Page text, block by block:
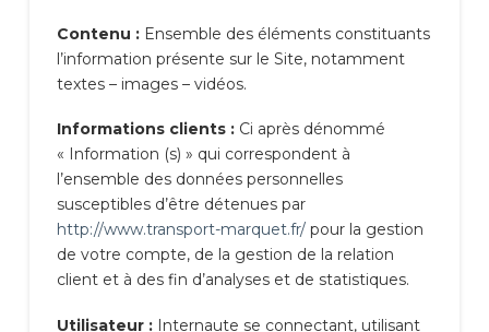
Contenu :Ensemble des éléments constituants
l’information présente sur le Site, notamment
textes – images – vidéos.
Informations clients :Ci après dénommé
« Information (s) » qui correspondent à
l’ensemble des données personnelles
susceptibles d’être détenues par
http://www.transport-marquet.fr/pour la gestion
de votre compte, de la gestion de la relation
client et à des fin d’analyses et de statistiques.
Utilisateur :Internaute se connectant, utilisant